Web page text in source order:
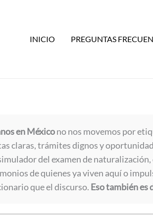
INICIO PREGUNTAS
en Méxicono nos movemos por
claras, trámites dignos y
del examen de
de quienes ya viven aquí o
que el discurso. Eso también es